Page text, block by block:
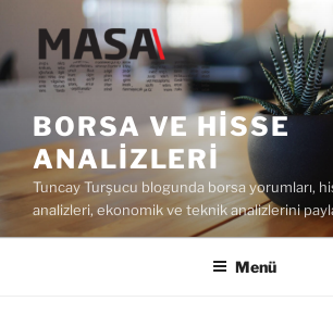
BORSA VE HISSE
ANALIZLERI
Tuncay Turşucu blogunda borsa yorumları,
analizleri, ekonomik ve teknik analizlerini
Menü